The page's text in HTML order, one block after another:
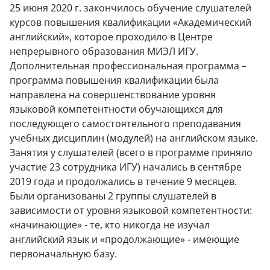
25 июня 2020 г. закончилось обучение слушателей
курсов повышения квалификации «Академический
английский», которое проходило в Центре
непрерывного образования МИЭЛ ИГУ.
Дополнительная профессиональная программа –
программа повышения квалификации была
направлена на совершенствование уровня
языковой компетентности обучающихся для
последующего самостоятельного преподавания
учебных дисциплин (модулей) на английском языке.
Занятия у слушателей (всего в программе приняло
участие 23 сотрудника ИГУ) начались в сентябре
2019 года и продолжались в течение 9 месяцев.
Были организованы 2 группы слушателей в
зависимости от уровня языковой компетентности:
«начинающие» - те, кто никогда не изучал
английский язык и «продолжающие» - имеющие
первоначальную базу.